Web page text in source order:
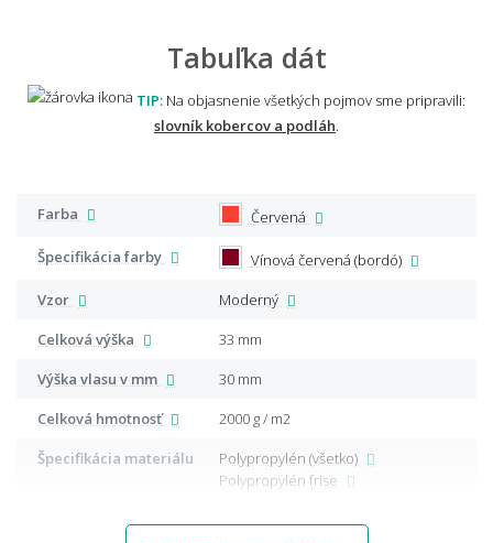
Tabuľka dát
TIP: Na objasnenie všetkých pojmov sme pripravili:
slovník kobercov a podláh
Farba
Červená
Špecifikácia farby
Vínová červená (bordó)
Vzor
Moderný
Celková výška
33 mm
Výška vlasu v mm
30 mm
Celková hmotnosť
2000 g / m2
Špecifikácia materiálu
Polypropylén (všetko)
Polypropylén frise